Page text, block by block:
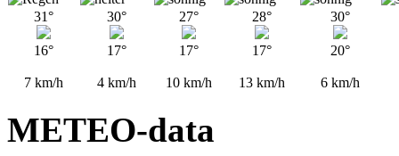
31°
16°
7km/h
30°
17°
4km/h
27°
17°
10km/h
28°
17°
13km/h
30°
20°
6km/h
METEO-data